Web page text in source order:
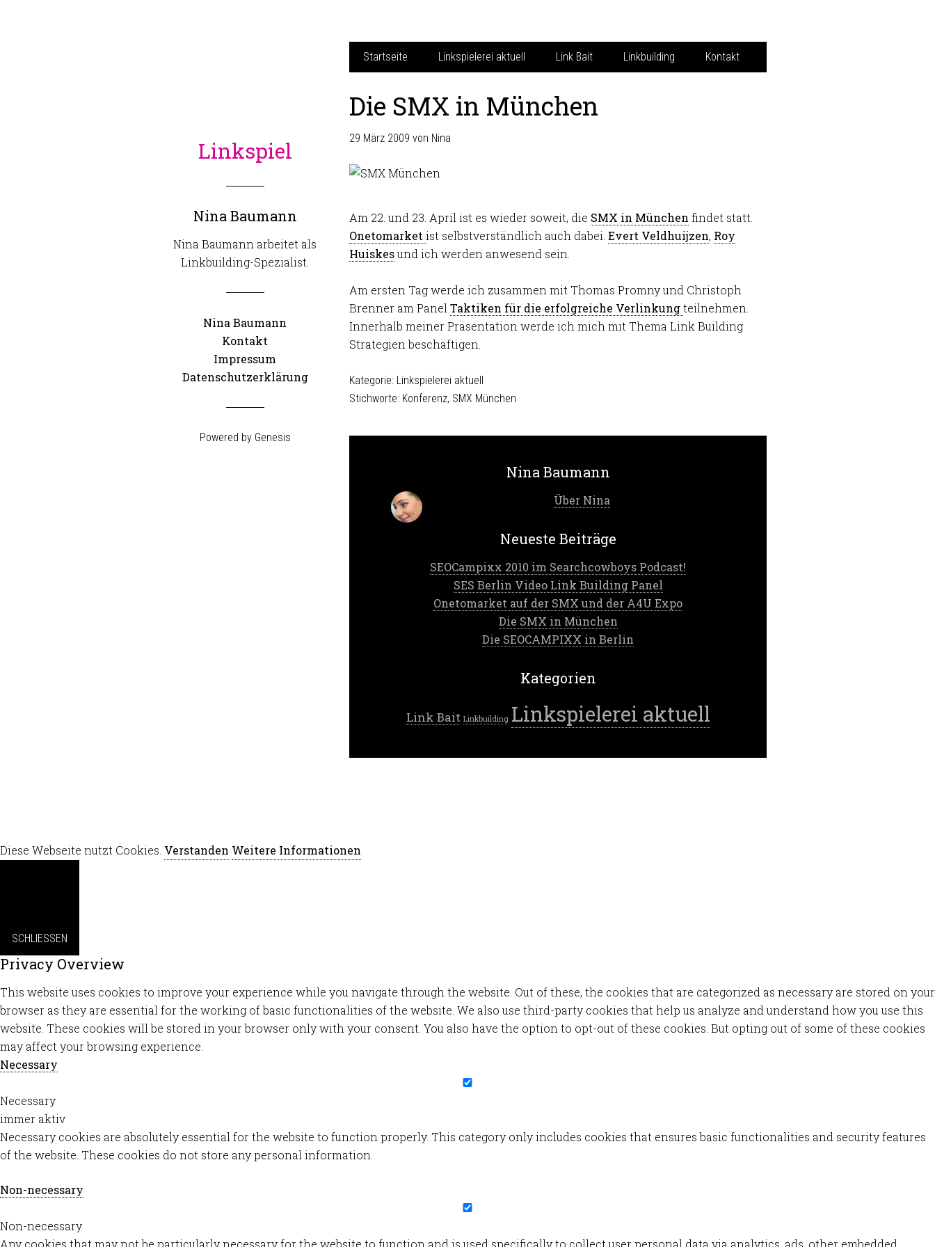
Linkspiel
Nina Baumann
Nina Baumann arbeitet als
Linkbuilding-Spezialist.
Nina Baumann
Kontakt
Impressum
Datenschutzerklärung
Powered by Genesis
Startseite Linkspielerei aktuell Link Bait Linkbuilding Kontakt
Die SMX in München
29 März 2009 von Nina
Am 22. und 23. April ist es wieder soweit, die SMX in München findet statt.
Onetomarket ist selbstverständlich auch dabei. Evert Veldhuijzen, Roy
Huiskesund ich werden anwesend sein.
Am ersten Tag werde ich zusammen mit Thomas Promny und Christoph
Brenner am Panel Taktiken für die erfolgreiche Verlinkungteilnehmen.
Innerhalb meiner Präsentation werde ich mich mit Thema Link Building
Strategien beschäftigen.
Kategorie: Linkspielerei aktuell
Stichworte: Konferenz, SMX München
Nina Baumann
Über Nina
Neueste Beiträge
SEOCampixx 2010 im Searchcowboys Podcast!
SES Berlin Video Link Building Panel
Onetomarket auf der SMX und der A4U Expo
Die SMX in München
Die SEOCAMPIXX in Berlin
Kategorien
Link Bait Linkbuilding Linkspielerei aktuell
Diese Webseite nutzt Cookies. Verstanden Weitere Informationen
SCHLIESSEN
Privacy Overview
This website uses cookies to improve your experience while you navigate through the website. Out of these, the cookies that are categorized as necessary are stored on your
browser as they are essential for the working of basic functionalities of the website. We also use third-party cookies that help us analyze and understand how you use this
website. These cookies will be stored in your browser only with your consent. You also have the option to opt-out of these cookies. But opting out of some of these cookies
may affect your browsing experience.
Necessary
Necessary
immer aktiv
Necessary cookies are absolutely essential for the website to function properly. This category only includes cookies that ensures basic functionalities and security features
of the website. These cookies do not store any personal information.
Non-necessary
Non-necessary
Any cookies that may not be particularly necessary for the website to function and is used specifically to collect user personal data via analytics, ads, other embedded